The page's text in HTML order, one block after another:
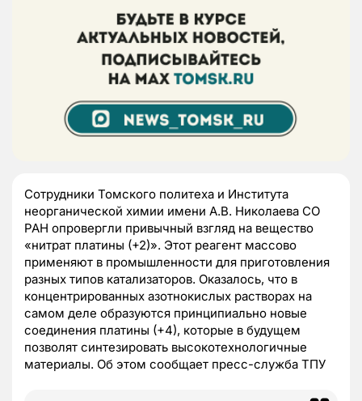
Сотрудники Томского политеха и Института
неорганической химии имени А.В. Николаева СО
РАН опровергли привычный взгляд на вещество
«нитрат платины (+2)». Этот реагент массово
применяют в промышленности для приготовления
разных типов катализаторов. Оказалось, что в
концентрированных азотнокислых растворах на
самом деле образуются принципиально новые
соединения платины (+4), которые в будущем
позволят синтезировать высокотехнологичные
материалы. Об этом сообщает пресс-служба ТПУ